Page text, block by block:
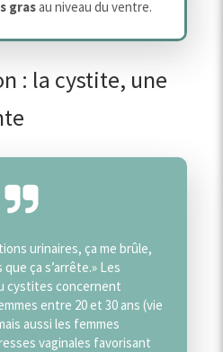
grasau niveau du ventre.
: la cystite, une
urinaires, ça me brûle,
que ça s’arrête.» Les
cystites concernent
entre 20 et 30 ans (vie
aussi les femmes
vaginales favorisant